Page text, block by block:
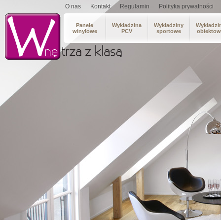
O nas Kontakt Regulamin Polityka prywatności
Panele
winylowe
Wykładzina
PCV
Wykładziny
sportowe